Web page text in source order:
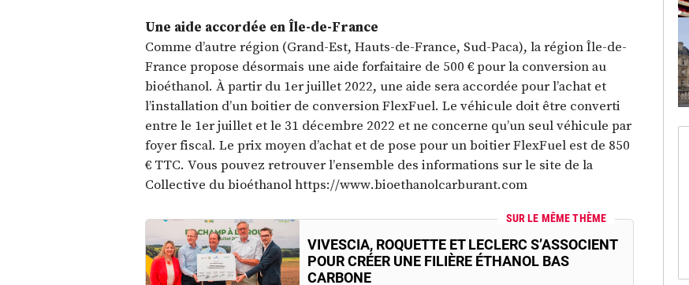
Une aide accordée en Île-de-France
Comme d’autre région (Grand-Est, Hauts-de-France, Sud-Paca), la région Île-de-
France propose désormais une aide forfaitaire de 500 € pour la conversion au
bioéthanol. À partir du 1er juillet 2022, une aide sera accordée pour l’achat et
l’installation d’un boitier de conversion FlexFuel. Le véhicule doit être converti
entre le 1er juillet et le 31 décembre 2022 et ne concerne qu’un seul véhicule par
foyer fiscal. Le prix moyen d’achat et de pose pour un boitier FlexFuel est de 850
€ TTC. Vous pouvez retrouver l’ensemble des informations sur le site de la
Collective du bioéthanol https://www.bioethanolcarburant.com
SUR LE MÊME THÈME
VIVESCIA, ROQUETTE ET LECLERC S’ASSOCIENT
POUR CRÉER UNE FILIÈRE ÉTHANOL BAS
CARBONE